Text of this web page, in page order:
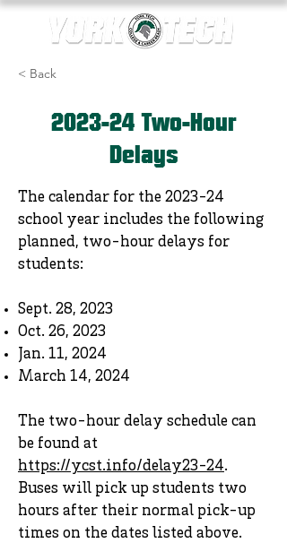
< Back
2023-24 Two-Hour
Delays
The calendar for the 2023-24
school year includes the following
planned, two-hour delays for
students:
Sept. 28, 2023
Oct. 26, 2023
Jan. 11, 2024
March 14, 2024
The two-hour delay schedule can
be found at
https://ycst.info/delay23-24.
Buses will pick up students two
hours after their normal pick-up
times on the dates listed above.